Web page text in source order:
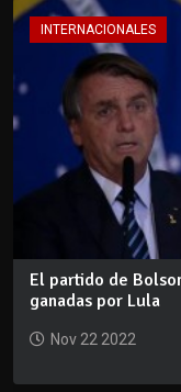
INTERNACIONALES
El partido de
ganadas por Lula
Nov 22 2022